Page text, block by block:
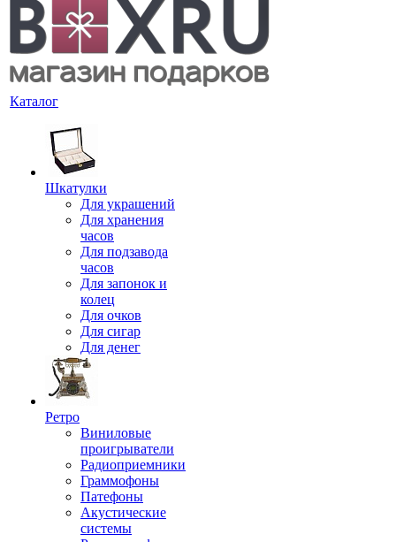
Каталог
Шкатулки
Для украшений
Для хранения
часов
Для подзавода
часов
Для запонок и
колец
Для очков
Для сигар
Для денег
Ретро
Виниловые
проигрыватели
Радиоприемники
Граммофоны
Патефоны
Акустические
системы